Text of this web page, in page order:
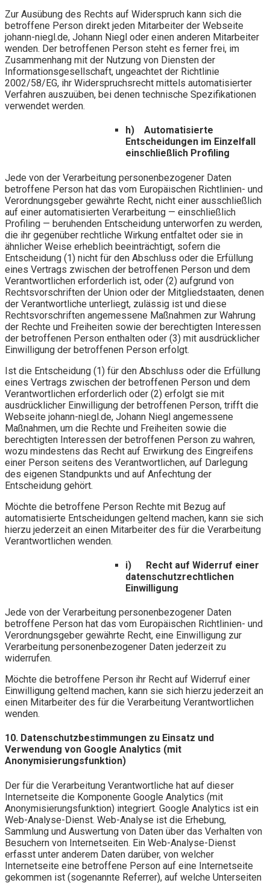
Zur Ausübung des Rechts auf Widerspruch kann sich die
betroffene Person direkt jeden Mitarbeiter der Webseite
johann-niegl.de, Johann Niegl oder einen anderen Mitarbeiter
wenden. Der betroffenen Person steht es ferner frei, im
Zusammenhang mit der Nutzung von Diensten der
Informationsgesellschaft, ungeachtet der Richtlinie
2002/58/EG, ihr Widerspruchsrecht mittels automatisierter
Verfahren auszuüben, bei denen technische Spezifikationen
verwendet werden.
h) Automatisierte
Entscheidungen im Einzelfall
einschließlich Profiling
Jede von der Verarbeitung personenbezogener Daten
betroffene Person hat das vom Europäischen Richtlinien- und
Verordnungsgeber gewährte Recht, nicht einer ausschließlich
auf einer automatisierten Verarbeitung — einschließlich
Profiling — beruhenden Entscheidung unterworfen zu werden,
die ihr gegenüber rechtliche Wirkung entfaltet oder sie in
ähnlicher Weise erheblich beeinträchtigt, sofern die
Entscheidung (1) nicht für den Abschluss oder die Erfüllung
eines Vertrags zwischen der betroffenen Person und dem
Verantwortlichen erforderlich ist, oder (2) aufgrund von
Rechtsvorschriften der Union oder der Mitgliedstaaten, denen
der Verantwortliche unterliegt, zulässig ist und diese
Rechtsvorschriften angemessene Maßnahmen zur Wahrung
der Rechte und Freiheiten sowie der berechtigten Interessen
der betroffenen Person enthalten oder (3) mit ausdrücklicher
Einwilligung der betroffenen Person erfolgt.
Ist die Entscheidung (1) für den Abschluss oder die Erfüllung
eines Vertrags zwischen der betroffenen Person und dem
Verantwortlichen erforderlich oder (2) erfolgt sie mit
ausdrücklicher Einwilligung der betroffenen Person, trifft die
Webseite johann-niegl.de, Johann Niegl angemessene
Maßnahmen, um die Rechte und Freiheiten sowie die
berechtigten Interessen der betroffenen Person zu wahren,
wozu mindestens das Recht auf Erwirkung des Eingreifens
einer Person seitens des Verantwortlichen, auf Darlegung
des eigenen Standpunkts und auf Anfechtung der
Entscheidung gehört.
Möchte die betroffene Person Rechte mit Bezug auf
automatisierte Entscheidungen geltend machen, kann sie sich
hierzu jederzeit an einen Mitarbeiter des für die Verarbeitung
Verantwortlichen wenden.
i) Recht auf Widerruf einer
datenschutzrechtlichen
Einwilligung
Jede von der Verarbeitung personenbezogener Daten
betroffene Person hat das vom Europäischen Richtlinien- und
Verordnungsgeber gewährte Recht, eine Einwilligung zur
Verarbeitung personenbezogener Daten jederzeit zu
widerrufen.
Möchte die betroffene Person ihr Recht auf Widerruf einer
Einwilligung geltend machen, kann sie sich hierzu jederzeit an
einen Mitarbeiter des für die Verarbeitung Verantwortlichen
wenden.
10. Datenschutzbestimmungen zu Einsatz und
Verwendung von Google Analytics (mit
Anonymisierungsfunktion)
Der für die Verarbeitung Verantwortliche hat auf dieser
Internetseite die Komponente Google Analytics (mit
Anonymisierungsfunktion) integriert. Google Analytics ist ein
Web-Analyse-Dienst. Web-Analyse ist die Erhebung,
Sammlung und Auswertung von Daten über das Verhalten von
Besuchern von Internetseiten. Ein Web-Analyse-Dienst
erfasst unter anderem Daten darüber, von welcher
Internetseite eine betroffene Person auf eine Internetseite
gekommen ist (sogenannte Referrer), auf welche Unterseiten